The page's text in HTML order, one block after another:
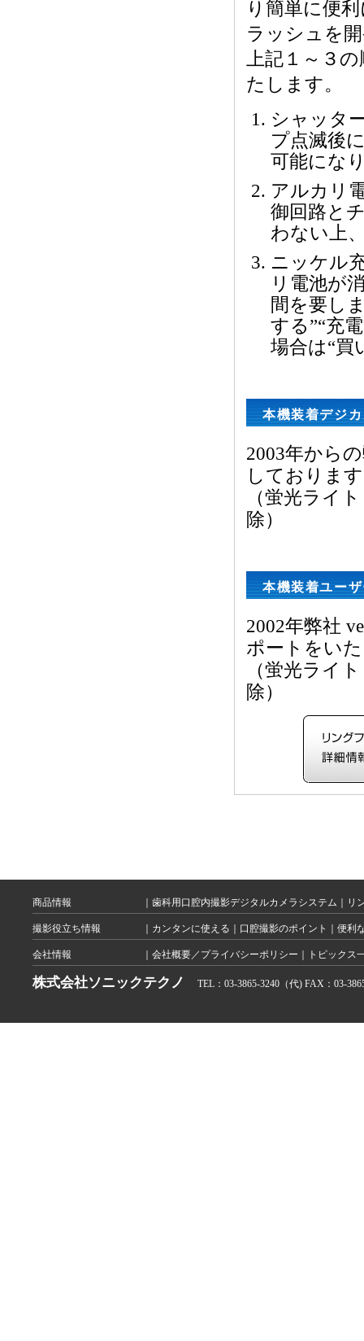
り簡単に便
ラッシュを
上記１～３
たします。
シャッタ
プ点滅後
可能にな
アルカリ
御回路と
わない上
ニッケル
リ電池が
間を要し
する”“充
場合は“買
本機装着デジ
2003年から
しておりま
（蛍光ライ
除）
本機装着ユー
2002年弊社
ポートをい
（蛍光ライ
除）
商品情報 歯科用口腔内撮影デジタルカメラシステム リ
撮影役立ち情報 カンタンに使える 口腔撮影のポイント 便利
会社情報 会社概要／プライバシーポリシー トピックス
株式会社ソニックテクノ TEL：03-3865-3240（代) FAX：03-